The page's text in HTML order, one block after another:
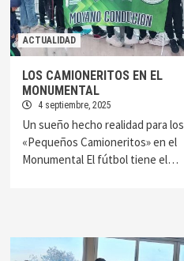
ACTUALIDAD
LOS CAMIONERITOS EN EL
MONUMENTAL
4 septiembre, 2025
Un sueño hecho realidad para los
«Pequeños Camioneritos» en el
Monumental ​El fútbol tiene el…